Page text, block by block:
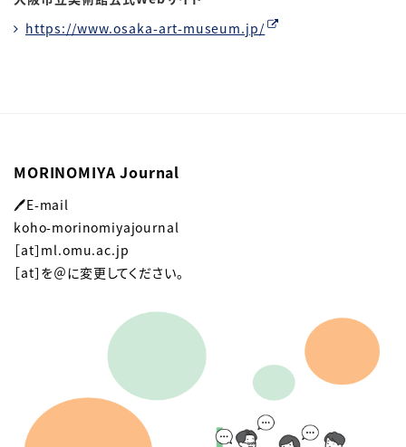
https://www.osaka-art-museum.jp/
MORINOMIYA Journal
🖊E-mail
koho-morinomiyajournal
［at］ml.omu.ac.jp
［at］を＠に変更してください。